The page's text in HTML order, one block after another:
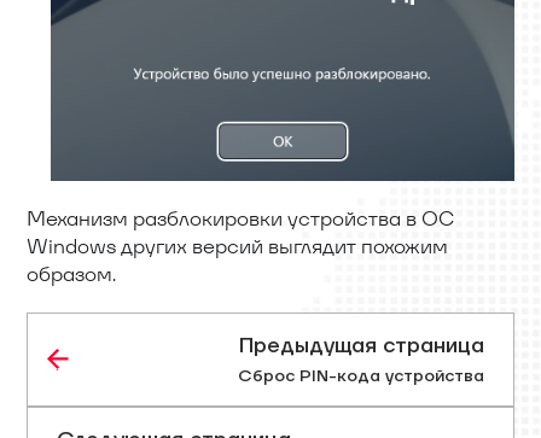
Механизм разблокировки устройства в ОС
Windows других версий выглядит похожим
образом.
Предыдущая страница
Сброс PIN-кода устройства